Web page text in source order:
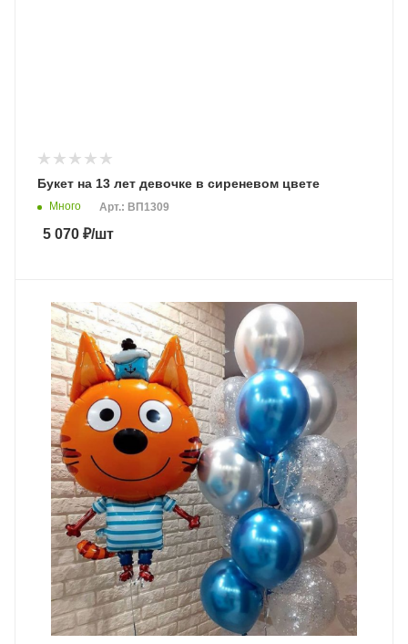
Букет на 13 лет девочке в сиреневом цвете
Много Арт.: ВП1309
5 070 ₽/шт